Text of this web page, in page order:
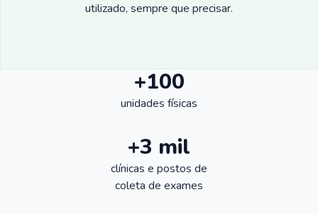
utilizado, sempre que precisar.
+100
unidades físicas
+3 mil
clínicas e postos de
coleta de exames